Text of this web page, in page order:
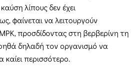
λίπους δεν έχει
φαίνεται να λειτουργούν
προσδίδοντας στη βερβερίνη τη
δηλαδή τον οργανισμό να
καίει περισσότερο.